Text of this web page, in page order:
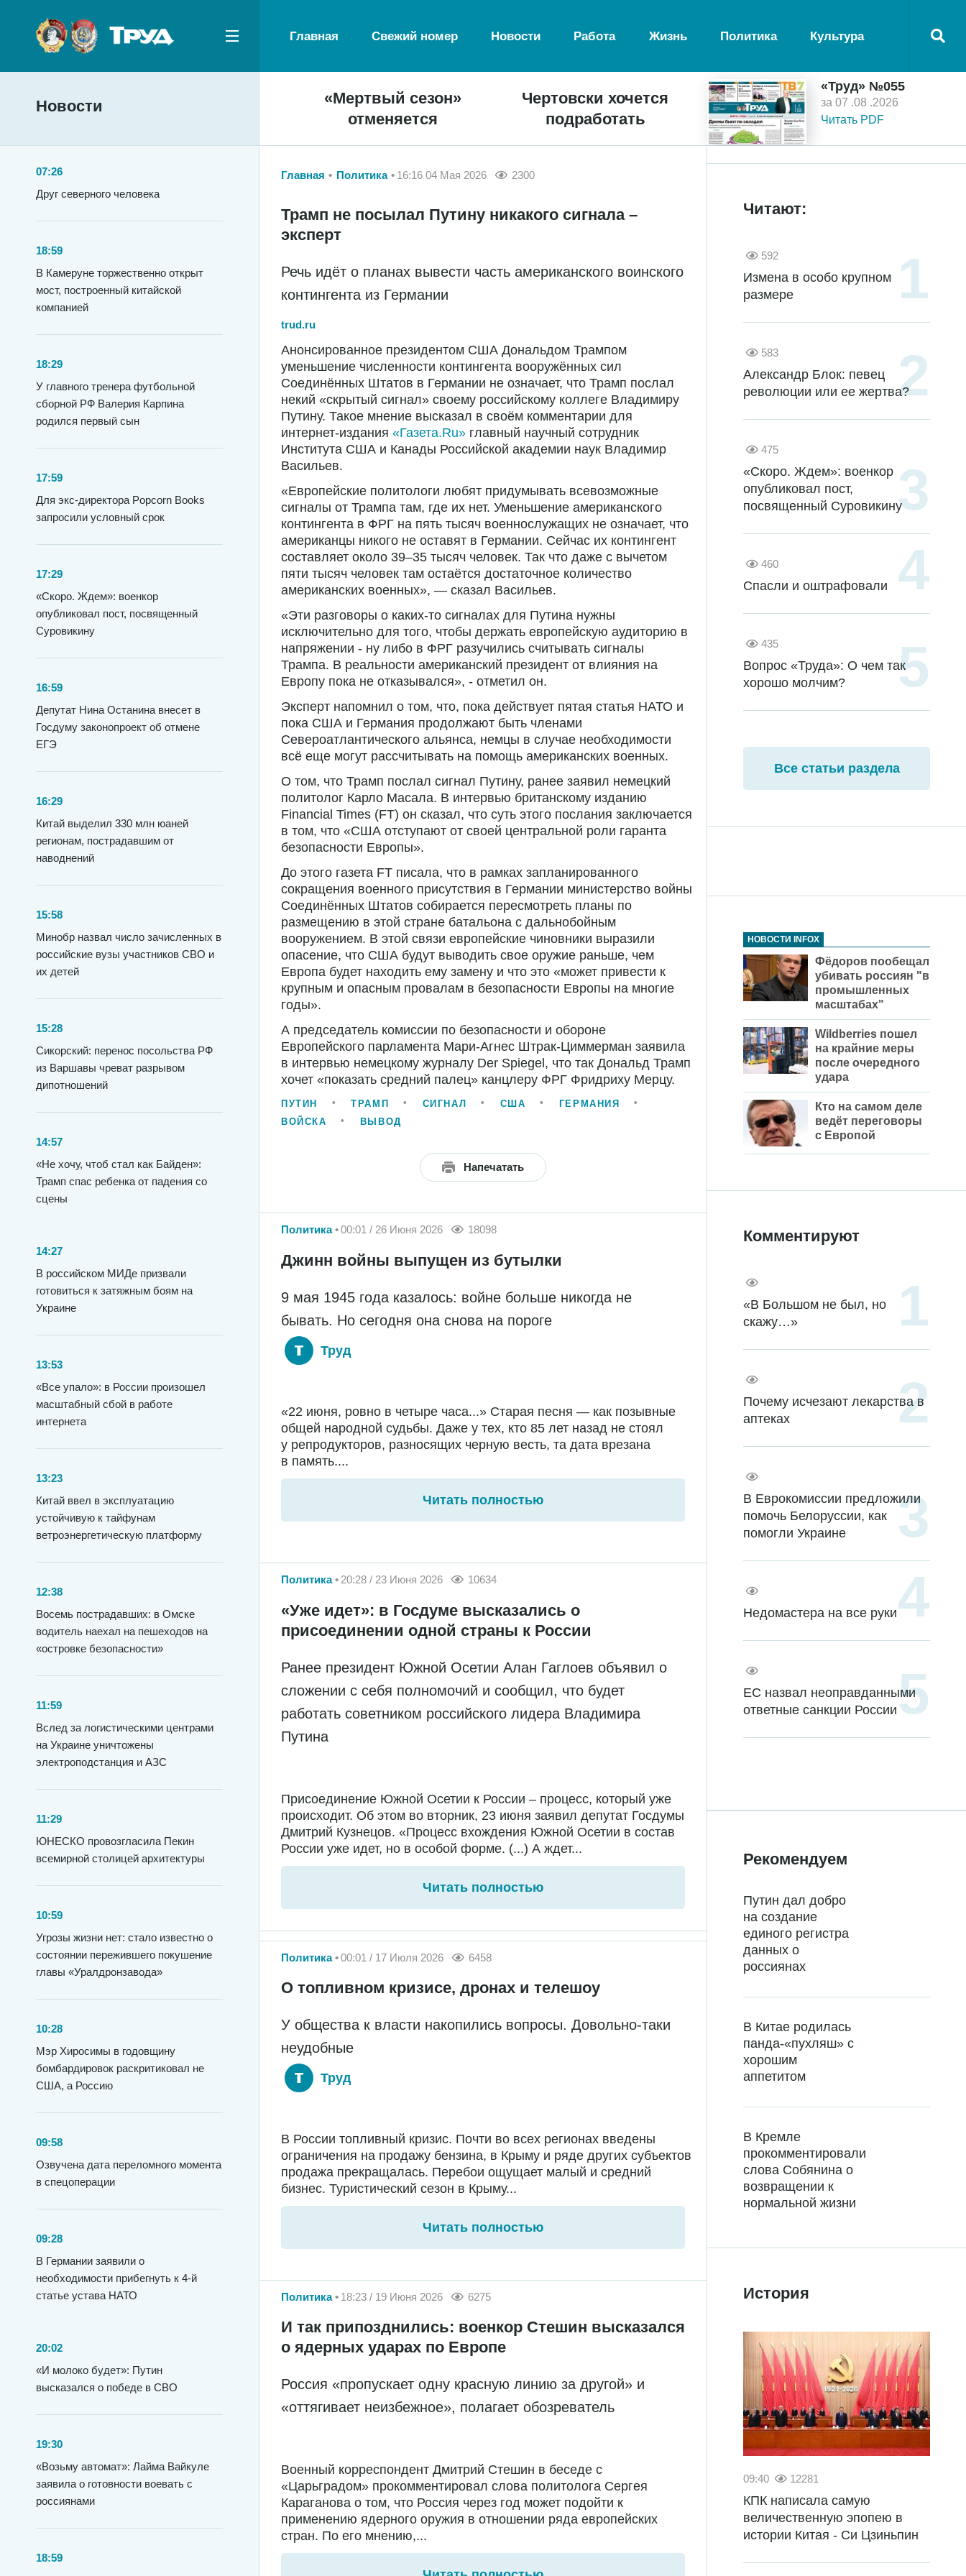
Главная Свежий номер Новости Работа Жизнь Политика Культура
Новости
«Мертвый сезон»
отменяется
Чертовски хочется
подработать
«Труд» №055
за 07 .08 .2026
Читать PDF
07:26
Друг северного человека
18:59
В Камеруне торжественно открыт
мост, построенный китайской
компанией
18:29
У главного тренера футбольной
сборной РФ Валерия Карпина
родился первый сын
17:59
Для экс-директора Popcorn Books
запросили условный срок
17:29
«Скоро. Ждем»: военкор
опубликовал пост, посвященный
Суровикину
16:59
Депутат Нина Останина внесет в
Госдуму законопроект об отмене
ЕГЭ
16:29
Китай выделил 330 млн юаней
регионам, пострадавшим от
наводнений
15:58
Минобр назвал число зачисленных в
российские вузы участников СВО и
их детей
15:28
Сикорский: перенос посольства РФ
из Варшавы чреват разрывом
дипотношений
14:57
«Не хочу, чтоб стал как Байден»:
Трамп спас ребенка от падения со
сцены
14:27
В российском МИДе призвали
готовиться к затяжным боям на
Украине
13:53
«Все упало»: в России произошел
масштабный сбой в работе
интернета
13:23
Китай ввел в эксплуатацию
устойчивую к тайфунам
ветроэнергетическую платформу
12:38
Восемь пострадавших: в Омске
водитель наехал на пешеходов на
«островке безопасности»
11:59
Вслед за логистическими центрами
на Украине уничтожены
электроподстанция и АЗС
11:29
ЮНЕСКО провозгласила Пекин
всемирной столицей архитектуры
10:59
Угрозы жизни нет: стало известно о
состоянии пережившего покушение
главы «Уралдронзавода»
10:28
Мэр Хиросимы в годовщину
бомбардировок раскритиковал не
США, а Россию
09:58
Озвучена дата переломного момента
в спецоперации
09:28
В Германии заявили о
необходимости прибегнуть к 4-й
статье устава НАТО
20:02
«И молоко будет»: Путин
высказался о победе в СВО
19:30
«Возьму автомат»: Лайма Вайкуле
заявила о готовности воевать с
россиянами
18:59
Главная Политика 16:16 04 Мая 2026 2300
Трамп не посылал Путину никакого сигнала –
эксперт
Речь идёт о планах вывести часть американского воинского
контингента из Германии
trud.ru
Анонсированное президентом США Дональдом Трампом
уменьшение численности контингента вооружённых сил
Соединённых Штатов в Германии не означает, что Трамп послал
некий «скрытый сигнал» своему российскому коллеге Владимиру
Путину. Такое мнение высказал в своём комментарии для
интернет-издания «Газета.Ru» главный научный сотрудник
Института США и Канады Российской академии наук Владимир
Васильев.
«Европейские политологи любят придумывать всевозможные
сигналы от Трампа там, где их нет. Уменьшение американского
контингента в ФРГ на пять тысяч военнослужащих не означает, что
американцы никого не оставят в Германии. Сейчас их контингент
составляет около 39–35 тысяч человек. Так что даже с вычетом
пяти тысяч человек там остаётся достаточное количество
американских военных», — сказал Васильев.
«Эти разговоры о каких-то сигналах для Путина нужны
исключительно для того, чтобы держать европейскую аудиторию в
напряжении - ну либо в ФРГ разучились считывать сигналы
Трампа. В реальности американский президент от влияния на
Европу пока не отказывался», - отметил он.
Эксперт напомнил о том, что, пока действует пятая статья НАТО и
пока США и Германия продолжают быть членами
Североатлантического альянса, немцы в случае необходимости
всё еще могут рассчитывать на помощь американских военных.
О том, что Трамп послал сигнал Путину, ранее заявил немецкий
политолог Карло Масала. В интервью британскому изданию
Financial Times (FT) он сказал, что суть этого послания заключается
в том, что «США отступают от своей центральной роли гаранта
безопасности Европы».
До этого газета FT писала, что в рамках запланированного
сокращения военного присутствия в Германии министерство войны
Соединённых Штатов собирается пересмотреть планы по
размещению в этой стране батальона с дальнобойным
вооружением. В этой связи европейские чиновники выразили
опасение, что США будут выводить свое оружие раньше, чем
Европа будет находить ему замену и что это «может привести к
крупным и опасным провалам в безопасности Европы на многие
годы».
А председатель комиссии по безопасности и обороне
Европейского парламента Мари-Агнес Штрак-Циммерман заявила
в интервью немецкому журналу Der Spiegel, что так Дональд Трамп
хочет «показать средний палец» канцлеру ФРГ Фридриху Мерцу.
ПУТИН ТРАМП СИГНАЛ США
ГЕРМАНИЯ
ВОЙСКА
ВЫВОД
Напечатать
Политика 00:01 / 26 Июня 2026 18098
Джинн войны выпущен из бутылки
9 мая 1945 года казалось: войне больше никогда не
бывать. Но сегодня она снова на пороге
Труд
«22 июня, ровно в четыре часа...» Старая песня — как позывные
общей народной судьбы. Даже у тех, кто 85 лет назад не стоял
у репродукторов, разносящих черную весть, та дата врезана
в память....
Читать полностью
Политика 20:28 / 23 Июня 2026 10634
«Уже идет»: в Госдуме высказались о
присоединении одной страны к России
Ранее президент Южной Осетии Алан Гаглоев объявил о
сложении с себя полномочий и сообщил, что будет
работать советником российского лидера Владимира
Путина
Присоединение Южной Осетии к России – процесс, который уже
происходит. Об этом во вторник, 23 июня заявил депутат Госдумы
Дмитрий Кузнецов. «Процесс вхождения Южной Осетии в состав
России уже идет, но в особой форме. (...) А ждет...
Читать полностью
Политика 00:01 / 17 Июля 2026 6458
О топливном кризисе, дронах и телешоу
У общества к власти накопились вопросы. Довольно-таки
неудобные
Труд
В России топливный кризис. Почти во всех регионах введены
ограничения на продажу бензина, в Крыму и ряде других субъектов
продажа прекращалась. Перебои ощущает малый и средний
бизнес. Туристический сезон в Крыму...
Читать полностью
Политика 18:23 / 19 Июня 2026 6275
И так припозднились: военкор Стешин высказался
о ядерных ударах по Европе
Россия «пропускает одну красную линию за другой» и
«оттягивает неизбежное», полагает обозреватель
Военный корреспондент Дмитрий Стешин в беседе с
«Царьградом» прокомментировал слова политолога Сергея
Караганова о том, что Россия через год может подойти к
применению ядерного оружия в отношении ряда европейских
стран. По его мнению,...
Читают:
592
Измена в особо крупном
размере
583
Александр Блок: певец
революции или ее жертва?
475
«Скоро. Ждем»: военкор
опубликовал пост,
посвященный Суровикину
460
Спасли и оштрафовали
435
Вопрос «Труда»: О чем так
хорошо молчим?
Все статьи раздела
НОВОСТИ INFOX
Фёдоров пообещал
убивать россиян "в
промышленных
масштабах"
Wildberries пошел
на крайние меры
после очередного
удара
Кто на самом деле
ведёт переговоры
с Европой
Комментируют
«В Большом не был, но
скажу…»
Почему исчезают лекарства в
аптеках
В Еврокомиссии предложили
помочь Белоруссии, как
помогли Украине
Недомастера на все руки
ЕС назвал неоправданными
ответные санкции России
Рекомендуем
Путин дал добро
на создание
единого регистра
данных о
россиянах
В Китае родилась
панда-«пухляш» с
хорошим
аппетитом
В Кремле
прокомментировали
слова Собянина о
возвращении к
нормальной жизни
История
09:40 12281
КПК написала самую
величественную эпопею в
истории Китая - Си Цзиньпин